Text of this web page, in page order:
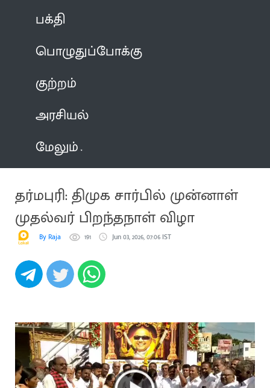
பக்தி
பொழுதுப்போக்கு
குற்றம்
அரசியல்
மேலும்
தர்மபுரி: திமுக சார்பில் முன்னாள்
முதல்வர் பிறந்தநாள் விழா
By Raja 191 Jun 03, 2026, 07:06 IST